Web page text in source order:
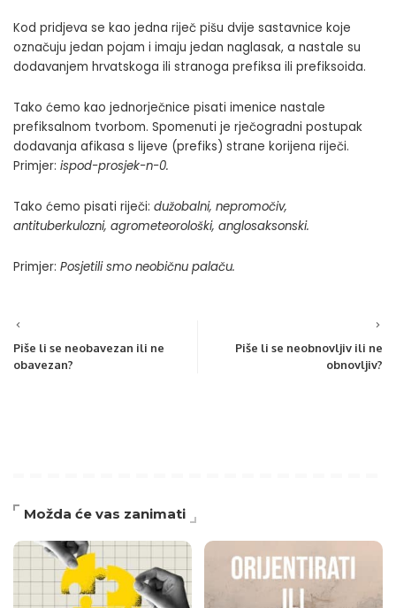
Kod pridjeva se kao jedna riječ pišu dvije sastavnice koje
označuju jedan pojam i imaju jedan naglasak, a nastale su
dodavanjem hrvatskoga ili stranoga prefiksa ili prefiksoida.
Tako ćemo kao jednorječnice pisati imenice nastale
prefiksalnom tvorbom. Spomenuti je rječogradni postupak
dodavanja afikasa s lijeve (prefiks) strane korijena riječi.
Primjer: ispod-prosjek-n-0.
Tako ćemo pisati riječi: dužobalni, nepromočiv,
antituberkulozni, agrometeorološki, anglosaksonski.
Primjer: Posjetili smo neobičnu palaču.
Piše li se neobavezan ili ne
obavezan?
Piše li se neobnovljiv ili ne
obnovljiv?
Možda će vas zanimati